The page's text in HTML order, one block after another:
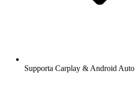
Supporta Carplay & Android Auto